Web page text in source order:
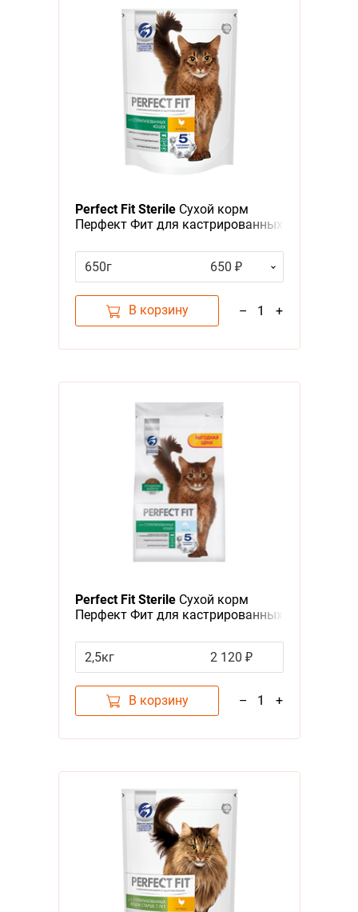
Perfect Fit SterileСухой корм
Перфект Фит для кастрированных
Курица
650г 650 ₽
В корзину – 1 +
Perfect Fit SterileСухой корм
Перфект Фит для кастрированных
Лосось
2,5кг 2 120 ₽
В корзину – 1 +